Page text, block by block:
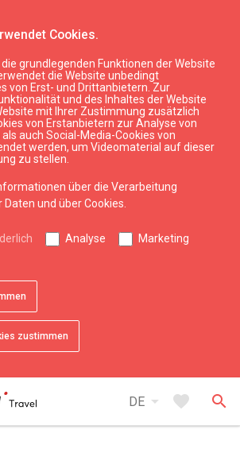
Cookies.
grundlegenden Funktionen der Website
die Website unbedingt
von Erst- und Drittanbietern. Zur
und des Inhaltes der Website
mit Ihrer Zustimmung zusätzlich
von Erstanbietern zur Analyse von
auch Social-Media-Cookies von
werden, um Videomaterial auf dieser
zu stellen.
über die Verarbeitung
und über Cookies.
Analyse Marketing
zustimmen
DE arrow_drop_down favorite search
iela"